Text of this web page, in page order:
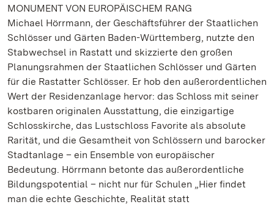
MONUMENT VON EUROPÄISCHEM RANG
Michael Hörrmann, der Geschäftsführer der Staatlichen
Schlösser und Gärten Baden-Württemberg, nutzte den
Stabwechsel in Rastatt und skizzierte den großen
Planungsrahmen der Staatlichen Schlösser und Gärten
für die Rastatter Schlösser. Er hob den außerordentlichen
Wert der Residenzanlage hervor: das Schloss mit seiner
kostbaren originalen Ausstattung, die einzigartige
Schlosskirche, das Lustschloss Favorite als absolute
Rarität, und die Gesamtheit von Schlössern und barocker
Stadtanlage – ein Ensemble von europäischer
Bedeutung. Hörrmann betonte das außerordentliche
Bildungspotential – nicht nur für Schulen „Hier findet
man die echte Geschichte, Realität statt